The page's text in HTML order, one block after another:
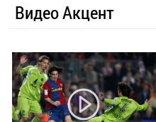
Видео Акцент